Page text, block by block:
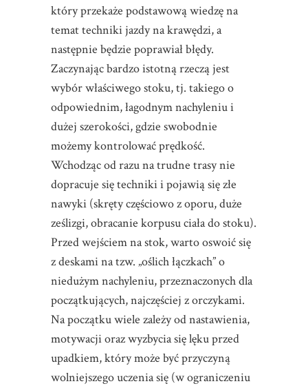
który przekaże podstawową wiedzę na
temat techniki jazdy na krawędzi, a
następnie będzie poprawiał błędy.
Zaczynając bardzo istotną rzeczą jest
wybór właściwego stoku, tj. takiego o
odpowiednim, łagodnym nachyleniu i
dużej szerokości, gdzie swobodnie
możemy kontrolować prędkość.
Wchodząc od razu na trudne trasy nie
dopracuje się techniki i pojawią się złe
nawyki (skręty częściowo z oporu, duże
ześlizgi, obracanie korpusu ciała do stoku).
Przed wejściem na stok, warto oswoić się
z deskami na tzw. „oślich łączkach” o
niedużym nachyleniu, przeznaczonych dla
początkujących, najczęściej z orczykami.
Na początku wiele zależy od nastawienia,
motywacji oraz wyzbycia się lęku przed
upadkiem, który może być przyczyną
wolniejszego uczenia się (w ograniczeniu